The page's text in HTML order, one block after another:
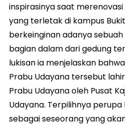
inspirasinya saat
yang terletak di kampus
berkeinginan adanya
bagian dalam dari gedung
lukisan ia menjelaskan
Prabu Udayana tersebut
Prabu Udayana oleh Pusat
Udayana. Terpilihnya perupa
sebagai seseorang yang